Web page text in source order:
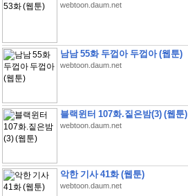
webtoon.daum.net
남남 55화 두껍아 두껍아 (웹툰)
webtoon.daum.net
블랙윈터 107화.짙은밤(3) (웹툰)
webtoon.daum.net
악한 기사 41화 (웹툰)
webtoon.daum.net